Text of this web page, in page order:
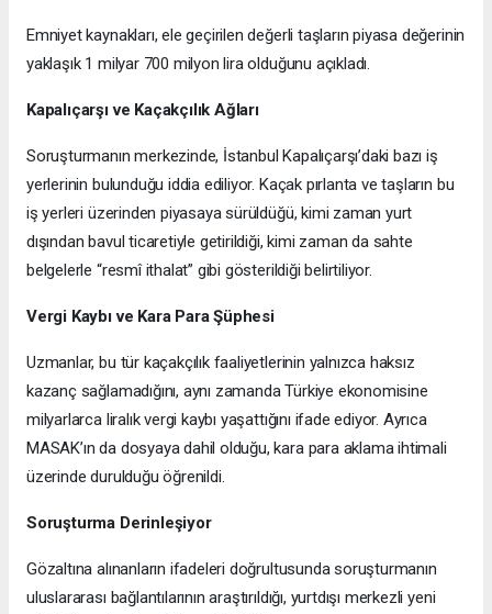
Emniyet kaynakları, ele geçirilen değerli taşların piyasa değerinin
yaklaşık 1 milyar 700 milyon lira olduğunu açıkladı.
Kapalıçarşı ve Kaçakçılık Ağları
Soruşturmanın merkezinde, İstanbul Kapalıçarşı’daki bazı iş
yerlerinin bulunduğu iddia ediliyor. Kaçak pırlanta ve taşların bu
iş yerleri üzerinden piyasaya sürüldüğü, kimi zaman yurt
dışından bavul ticaretiyle getirildiği, kimi zaman da sahte
belgelerle “resmî ithalat” gibi gösterildiği belirtiliyor.
Vergi Kaybı ve Kara Para Şüphesi
Uzmanlar, bu tür kaçakçılık faaliyetlerinin yalnızca haksız
kazanç sağlamadığını, aynı zamanda Türkiye ekonomisine
milyarlarca liralık vergi kaybı yaşattığını ifade ediyor. Ayrıca
MASAK’ın da dosyaya dahil olduğu, kara para aklama ihtimali
üzerinde durulduğu öğrenildi.
Soruşturma Derinleşiyor
Gözaltına alınanların ifadeleri doğrultusunda soruşturmanın
uluslararası bağlantılarının araştırıldığı, yurtdışı merkezli yeni